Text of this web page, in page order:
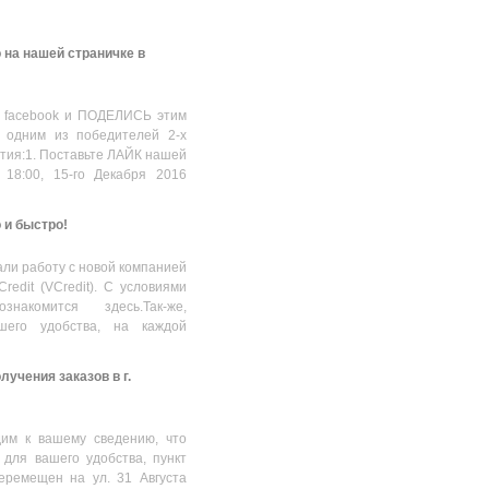
нашей страничке в
facebook и ПОДЕЛИСЬ этим
одним из победителей 2-х
Поставьте ЛАЙК нашей
15-го Декабря 2016
и быстро!
работу с новой компанией
(VCredit). С условиями
здесь.Так-же,
удобства, на каждой
заказов в г.
к вашему сведению, что
вашего удобства, пункт
на ул. 31 Августа